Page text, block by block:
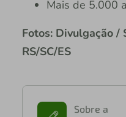
Mais de 5.000
Fotos: Divulgação /
RS/SC/ES
Sobre a